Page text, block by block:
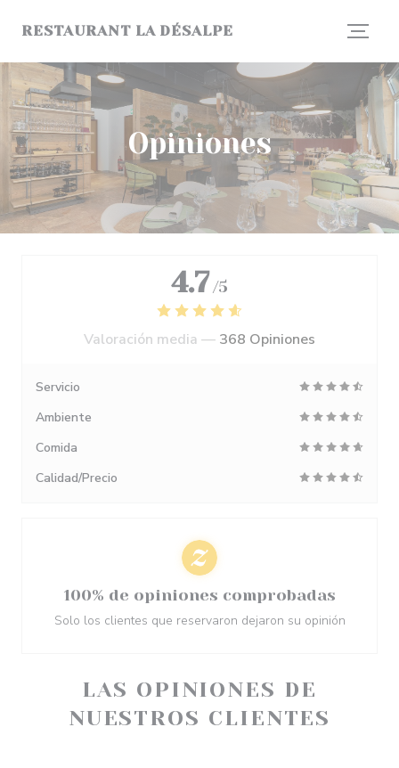
RESTAURANT LA DÉSALPE
Opiniones
LAS OPINIONES DE
NUESTROS CLIENTES
4.7 /5
Valoración media — 368 Opiniones
Servicio
Ambiente
Comida
Calidad/Precio
100% de opiniones comprobadas
Solo los clientes que reservaron dejaron su opinión